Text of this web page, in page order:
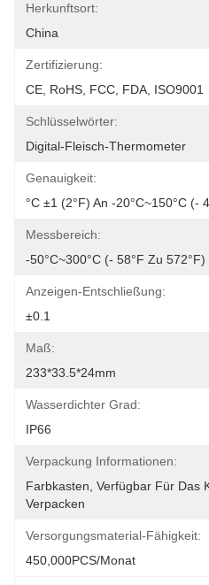
Herkunftsort:
China
Zertifizierung:
CE, RoHS, FCC, FDA, ISO9001
Schlüsselwörter:
Digital-Fleisch-Thermometer
Genauigkeit:
°C ±1 (2°F) An -20°C~150°C (-
Messbereich:
-50°C~300°C (- 58°F Zu 572°F)
Anzeigen-Entschließung:
±0.1
Maß:
233*33.5*24mm
Wasserdichter Grad:
IP66
Verpackung Informationen:
Farbkasten, Verfügbar Für Das
Verpacken
Versorgungsmaterial-Fähigkeit:
450,000PCS/Monat